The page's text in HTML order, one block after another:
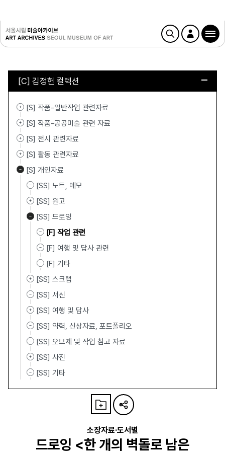
[C] 김정헌 컬렉션
[S] 작품-일반작업 관련자료
[S] 작품-공공미술 관련 자료
[S] 전시 관련자료
[S] 활동 관련자료
[S] 개인자료
[SS] 노트, 메모
[SS] 원고
[SS] 드로잉
[F] 작업 관련
[F] 여행 및 답사 관련
[F] 기타
[SS] 스크랩
[SS] 서신
[SS] 여행 및 답사
[SS] 약력, 신상자료, 포트폴리오
[SS] 오브제 및 작업 참고 자료
[SS] 사진
[SS] 기타
소장자료·도서별
드로잉 <한 개의 벽돌로 남은